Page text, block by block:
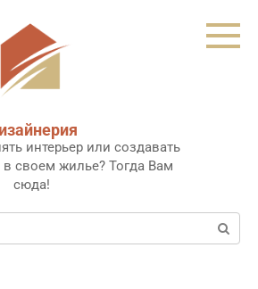
интерьер или создавать
своем жилье? Тогда Вам
сюда!